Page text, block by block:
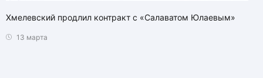
Хмелевский продлил контракт с «Салаватом Юлаевым»
13 марта